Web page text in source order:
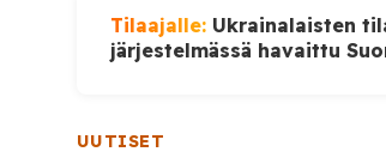
Tilaajalle: Ukrainalaisten
järjestelmässä havaittu
UUTISET